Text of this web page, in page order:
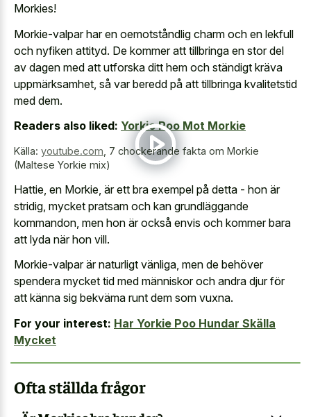
Morkies!
Morkie-valpar har en oemotståndlig charm och en lekfull
och nyfiken attityd. De kommer att tillbringa en stor del
av dagen med att utforska ditt hem och ständigt kräva
uppmärksamhet, så var beredd på att tillbringa kvalitetstid
med dem.
Readers also liked: Yorkie Poo Mot Morkie
Källa: youtube.com 7 chockerande fakta om Morkie
(Maltese Yorkie mix)
Hattie, en Morkie, är ett bra exempel på detta - hon är
stridig, mycket pratsam och kan grundläggande
kommandon, men hon är också envis och kommer bara
att lyda när hon vill.
Morkie-valpar är naturligt vänliga, men de behöver
spendera mycket tid med människor och andra djur för
att känna sig bekväma runt dem som vuxna.
For your interest: Har Yorkie Poo Hundar Skälla
Mycket
Ofta ställda frågor